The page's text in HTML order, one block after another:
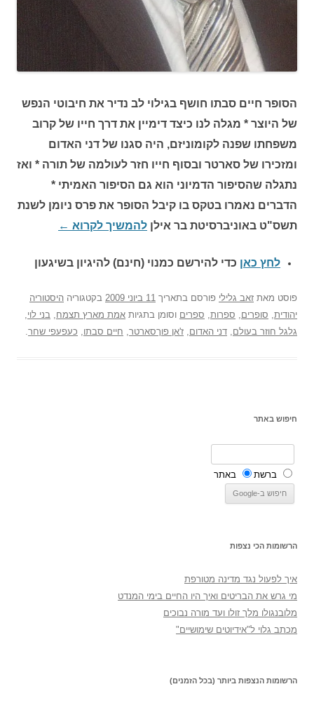
הסופר חיים סבתו חושף בגילוי לב נדיר את חיבוטי הנפש
של היוצר * מגלה לנו כיצד דימיין את דרך חייו של קרוב
משפחתו שפנה לקומוניזם, היה סגנו של דני האדום
ומזכירו של סארטר ובסוף חייו חזר לעולמה של תורה * ואז
נתגלה שהסיפור הדמיוני הוא גם הסיפור האמיתי *
הדברים נאמרו בטקס בו קיבל הסופר את פרס ניומן לשנת
תשס"ט באוניברסיטת בר אילן להמשיך לקרוא ←
לחץ כאן כדי להירשם כמנוי (חינם) להיגיון בשיגעון
פוסט מאת זאב גלילי פורסם בתאריך 11 ביוני 2009 בקטגוריה היסטוריה
יהודית, סופרים, ספרות, ספרים וסומן בתגיות אמת מארץ תצמח, בני לוי,
גלגל חוזר בעולם, דני האדום, ז'אן פוךסארטר, חיים סבתו, כעפעפי שחר.
חיפוש באתר
ברשת באתר
הרשומות הכי נצפות
איך לפעול נגד מדינה מטורפת
מי גרש את הבריטים ואיך היו החיים בימי המנדט
מלובנגולו מלך זולו ועד מורה נבוכים
מכתב גלוי ל"אידיוטים שימושיים"
הרשומות הנצפות ביותר (בכל הזמנים)